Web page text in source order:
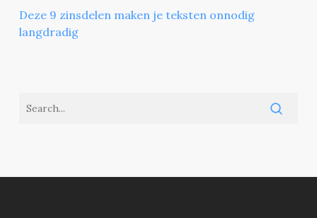
Deze 9 zinsdelen maken je teksten onnodig
langdradig